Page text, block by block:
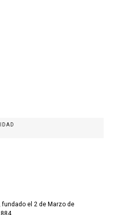
fundado el 2 de Marzo de